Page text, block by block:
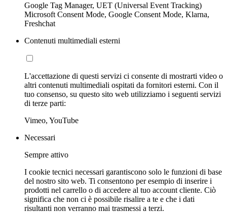
Google Tag Manager, UET (Universal Event Tracking)
Microsoft Consent Mode, Google Consent Mode, Klarna,
Freshchat
Contenuti multimediali esterni
L'accettazione di questi servizi ci consente di mostrarti video o
altri contenuti multimediali ospitati da fornitori esterni. Con il
tuo consenso, su questo sito web utilizziamo i seguenti servizi
di terze parti:
Vimeo, YouTube
Necessari
Sempre attivo
I cookie tecnici necessari garantiscono solo le funzioni di base
del nostro sito web. Ti consentono per esempio di inserire i
prodotti nel carrello o di accedere al tuo account cliente. Ciò
significa che non ci è possibile risalire a te e che i dati
risultanti non verranno mai trasmessi a terzi.